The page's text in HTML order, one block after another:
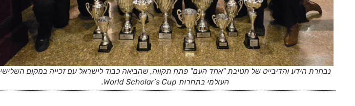
נבחרת הידע והדיבייט של חטיבת "אחד העם" פתח תקווה, שהביאה כבוד לישראל עם זכייה במקום השלישי
העולמי בתחרות World Scholar’s Cup.